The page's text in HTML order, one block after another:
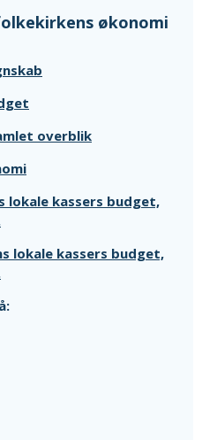
økonomi
overblik
lokale kassers budget,
lokale kassers budget,